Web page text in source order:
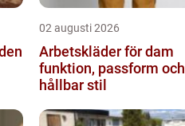
02 augusti 2026
Arbetskläder för dam
funktion, passform och
hållbar stil